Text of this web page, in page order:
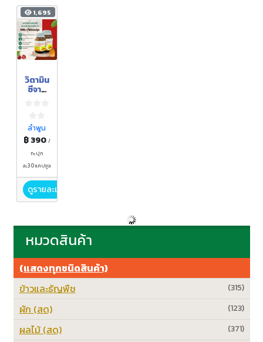
1,695
วิตามิน
ซีจาก
ผสม
ถั่งเฉ้า
ลำพูน
฿ 390 /
กะปุก
ละ30แคปซูล
ดูรายละเอียด
หมวดสินค้า
(แสดงทุกชนิดสินค้า)
(315)
ข้าวและธัญพืช
(123)
ผัก (สด)
(371)
ผลไม้ (สด)